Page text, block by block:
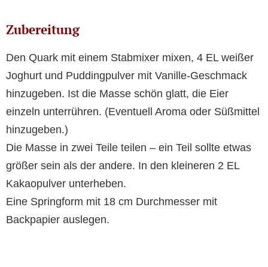
Zubereitung
Den Quark mit einem Stabmixer mixen, 4 EL weißer
Joghurt und Puddingpulver mit Vanille-Geschmack
hinzugeben. Ist die Masse schön glatt, die Eier
einzeln unterrühren. (Eventuell Aroma oder Süßmittel
hinzugeben.)
Die Masse in zwei Teile teilen – ein Teil sollte etwas
größer sein als der andere. In den kleineren 2 EL
Kakaopulver unterheben.
Eine Springform mit 18 cm Durchmesser mit
Backpapier auslegen.